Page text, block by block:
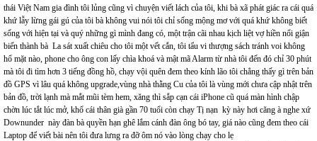
thái Việt Nam gia đình tôi lủng cũng vì chuyện viết lách của tôi, khi bà xã phát giác ra cái quá
khứ lẫy lừng gái gú của tôi bà không vui nói tôi chỉ sống mộng mơ với quá khứ không biết
sống với hiện tại và quý những gì mình đang có, một trận cãi nhau kịch liệt vợ hiền nổi giận
biến thành bà La sát xuất chiêu cho tôi một vết cắn, tôi tẩu vi thượng sách tránh voi không
hổ mặt nào, phone cho ông con lấy chìa khoá và mật mã Alarm từ nhà tôi đến đó chỉ 30 phút
mà tôi đi tìm hơn 3 tiếng đồng hồ, chạy vội quên đem theo kính lão tôi chẳng thấy gì trên bản
đồ GPS vì lâu quá không upgrade,vùng nhà thằng Cu của tôi là vùng mới chưa cập nhật trên
bản đồ, trời lạnh mà mắt mũi tèm hem, xăng thì sắp cạn cái iPhone cũ quá màn hình chập
chờn lúc tắt lúc mở, khổ cái thân già gần 70 tuổi còn chạy Tị nạn kỳ này hơi căng à nghe xứ
Downunder này đàn bà quyền hạn ghê lắm cánh đàn ông bó tay, giá nào cũng đem theo cái
Laptop để viết bài nên tôi đưa lưng ra đỡ ôm nó vào lòng chạy cho lẹ